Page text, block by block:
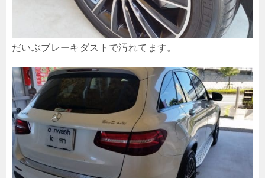
だいぶブレーキダストで汚れてます。